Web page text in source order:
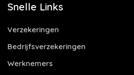
Snelle Links
Verzekeringen
Bedrijfsverzekeringen
Werknemers